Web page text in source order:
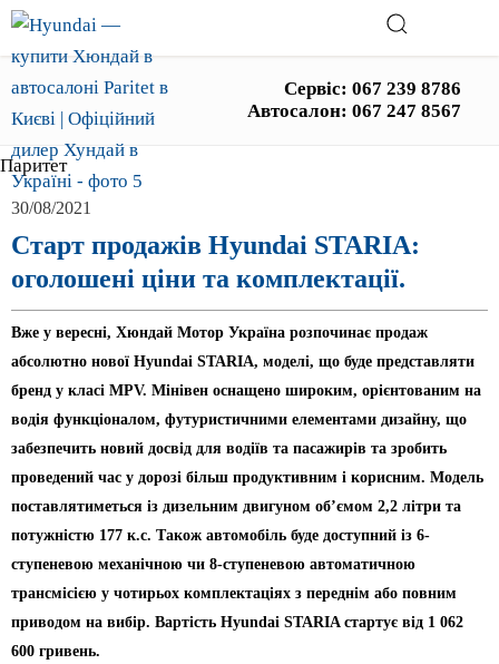
Сервіс: 067 239 8786
Автосалон: 067 247 8567
Паритет
30/08/2021
Старт продажів Hyundai STARIA:
оголошені ціни та комплектації.
Вже у вересні, Хюндай Мотор Україна розпочинає продаж
абсолютно нової Hyundai STARIA, моделі, що буде представляти
бренд у класі MPV. Мінівен оснащено широким, орієнтованим на
водія функціоналом, футуристичними елементами дизайну, що
забезпечить новий досвід для водіїв та пасажирів та зробить
проведений час у дорозі більш продуктивним і корисним. Модель
поставлятиметься із дизельним двигуном об’ємом 2,2 літри та
потужністю 177 к.с. Також автомобіль буде доступний із 6-
ступеневою механічною чи 8-ступеневою автоматичною
трансмісією у чотирьох комплектаціях з переднім або повним
приводом на вибір. Вартість Hyundai STARIA стартує від 1 062
600 гривень.